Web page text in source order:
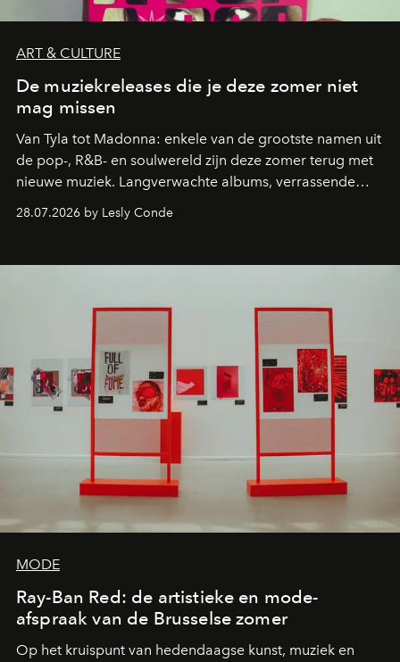
ART & CULTURE
De muziekreleases die je deze zomer niet
mag missen
Van Tyla tot Madonna: enkele van de grootste namen uit
de pop-, R&B- en soulwereld zijn deze zomer terug met
nieuwe muziek. Langverwachte albums, verrassende
comebacks en veelbelovende nieuwe projecten: dit zijn
de releases die je niet mag missen.
28.07.2026 by Lesly Conde
MODE
Ray-Ban Red: de artistieke en mode-
afspraak van de Brusselse zomer
Op het kruispunt van hedendaagse kunst, muziek en